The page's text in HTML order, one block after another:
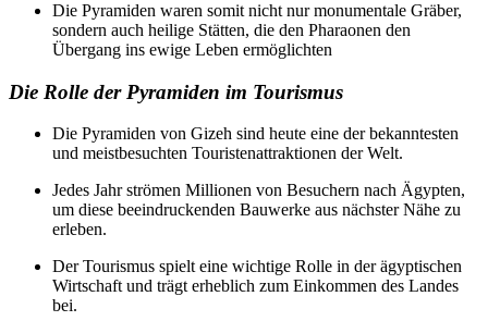
Die Pyramiden waren somit nicht nur monumentale Gräber,
sondern auch heilige Stätten, die den Pharaonen den
Übergang ins ewige Leben ermöglichten
Die Rolle der Pyramiden im Tourismus
Die Pyramiden von Gizeh sind heute eine der bekanntesten
und meistbesuchten Touristenattraktionen der Welt.
Jedes Jahr strömen Millionen von Besuchern nach Ägypten,
um diese beeindruckenden Bauwerke aus nächster Nähe zu
erleben.
Der Tourismus spielt eine wichtige Rolle in der ägyptischen
Wirtschaft und trägt erheblich zum Einkommen des Landes
bei.